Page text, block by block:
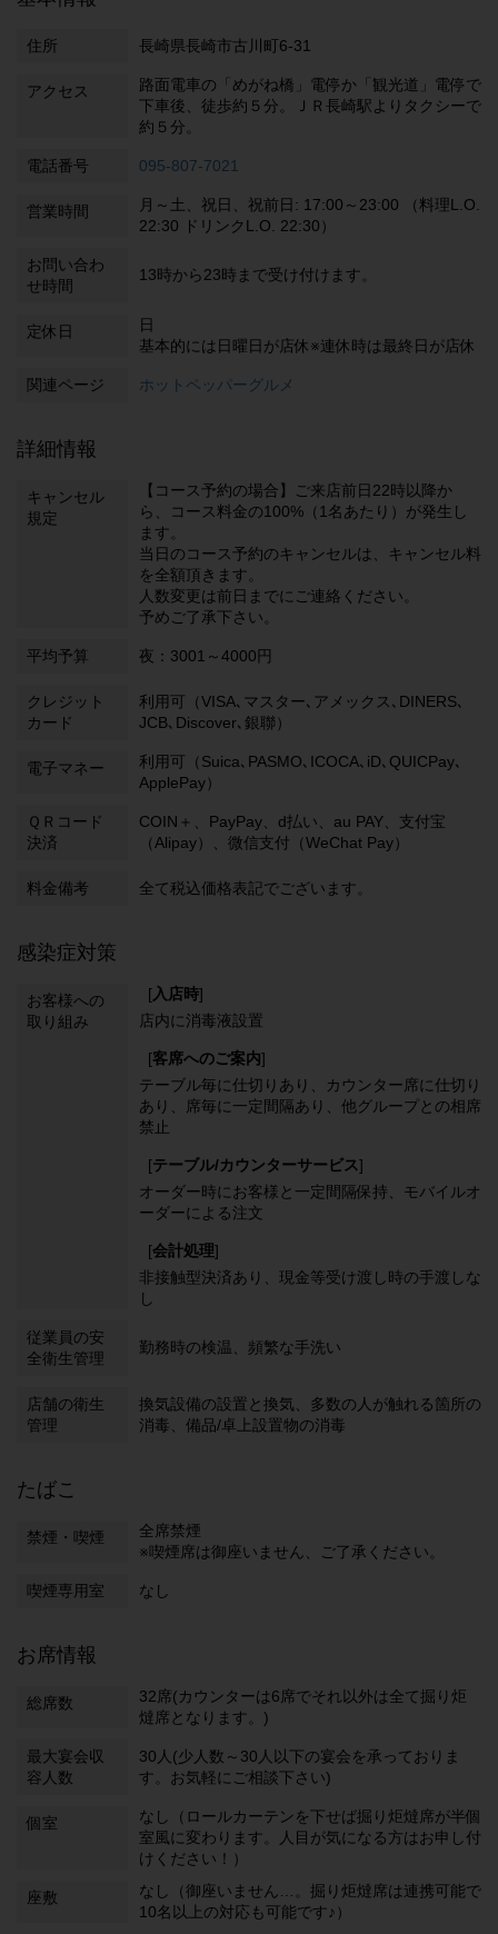
住所 長崎県長崎市古川町6-31
アクセス
路面電車の「めがね橋」電停か「観光道」電停で
下車後、徒歩約５分。ＪＲ長崎駅よりタクシーで
約５分。
電話番号 095-807-7021
営業時間
月～土、祝日、祝前日: 17:00～23:00 （料理L.O.
22:30 ドリンクL.O. 22:30）
お問い合わ
せ時間
13時から23時まで受け付けます。
定休日
日
基本的には日曜日が店休※連休時は最終日が店休
関連ページ ホットペッパーグルメ
詳細情報
キャンセル
規定
【コース予約の場合】ご来店前日22時以降か
ら、コース料金の100%（1名あたり）が発生し
ます。
当日のコース予約のキャンセルは、キャンセル料
を全額頂きます。
人数変更は前日までにご連絡ください。
予めご了承下さい。
平均予算 夜：3001～4000円
クレジット
カード
利用可（VISA､マスター､アメックス､DINERS､
JCB､Discover､銀聯）
電子マネー
利用可（Suica､PASMO､ICOCA､iD､QUICPay､
ApplePay）
ＱＲコード
決済
COIN＋、PayPay、d払い、au PAY、支付宝
（Alipay）、微信支付（WeChat Pay）
料金備考 全て税込価格表記でございます。
感染症対策
お客様への
取り組み
[入店時]
店内に消毒液設置
[客席へのご案内]
テーブル毎に仕切りあり
カウンター席に仕切り
あり
席毎に一定間隔あり
他グループとの相席
禁止
[テーブル/カウンターサービス]
オーダー時にお客様と一定間隔保持
モバイルオ
ーダーによる注文
[会計処理]
非接触型決済あり
現金等受け渡し時の手渡しな
し
従業員の安
全衛生管理
勤務時の検温 頻繁な手洗い
店舗の衛生
管理
換気設備の設置と換気
多数の人が触れる箇所の
消毒
備品/卓上設置物の消毒
たばこ
禁煙・喫煙
全席禁煙
※喫煙席は御座いません、ご了承ください。
喫煙専用室 なし
お席情報
総席数
32席(カウンターは6席でそれ以外は全て掘り炬
燵席となります。)
最大宴会収
容人数
30人(少人数～30人以下の宴会を承っておりま
す。お気軽にご相談下さい)
個室
なし（ロールカーテンを下せば掘り炬燵席が半個
室風に変わります。人目が気になる方はお申し付
けください！）
座敷
なし（御座いません…。掘り炬燵席は連携可能で
10名以上の対応も可能です♪）